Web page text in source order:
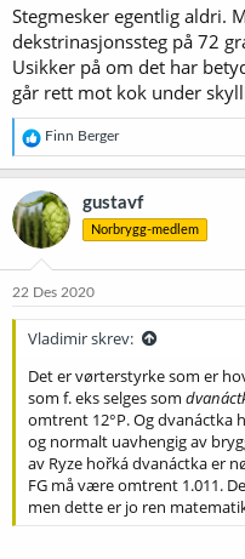
De fleste er enige i at
bruker moderne malttyper.
tradisjonelle bryggerier som
Jeg fant en artikkel fra
bryggere prøvde å brygge
singel, dobbel og trippel
Pilsner Urquell sitt
The mashing process
beer and that is why it is
method. Although it is possible
using different technological
final
effect of the individual beer
sensory evaluation. A change
consequences especially for
brewed using decoction
drinkability.
Legger ved hele PDF-en for
(tsjekkisk/engelsk)
.
Stegmesker egentlig aldri.
dekstrinasjonssteg på 72
Usikker på om det har
går rett mot kok under
R
e
a
k
s
j
o
e
Finn Berger
gustavf
Norbrygg-medlem
22 Des 2020
Vladimir skrev:
Det er vørterstyrke som er
som f. eks selges som
omtrent 12°P. Og dvanáctka
og normalt uavhengig av
av Ryze hořká dvanáctka er
FG må være omtrent 1.011.
men dette er jo ren